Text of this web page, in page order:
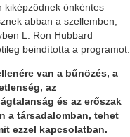
kiképződnek önkéntes
abban a szellemben,
L. Ron Hubbard
beindította a programot:
van a bűnözés, a
az
és az erőszak
a társadalomban, tehet
ezzel kapcsolatban.